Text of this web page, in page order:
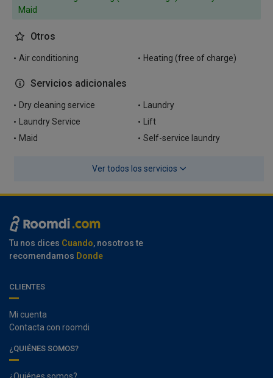
Maid
Otros
Air conditioning Heating (free of charge)
Servicios adicionales
Dry cleaning service
Laundry
Laundry Service
Lift
Maid
Self-service laundry
Ver todos los servicios
Tu nos dices Cuando, nosotros te
recomendamos Donde
CLIENTES
Mi cuenta
Contacta con roomdi
¿QUIÉNES SOMOS?